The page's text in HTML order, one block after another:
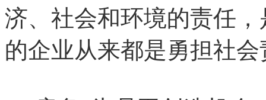
济、社会和环境的责任
的企业从来都是勇担社